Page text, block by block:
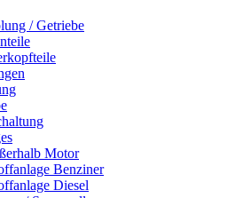
/ Getriebe
Motor
Benziner
Diesel